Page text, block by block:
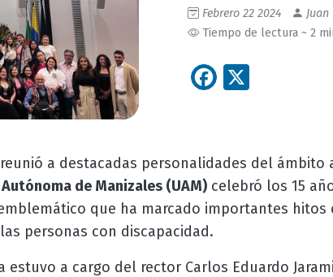
Febrero 22 2024
Tiempo de lectura ~ 2
Facebook
a destacadas personalidades del ámbito
de Manizales (UAM)celebró los 15
que ha marcado importantes
personas con discapacidad.
estuvo a cargo del rector Carlos Eduardo